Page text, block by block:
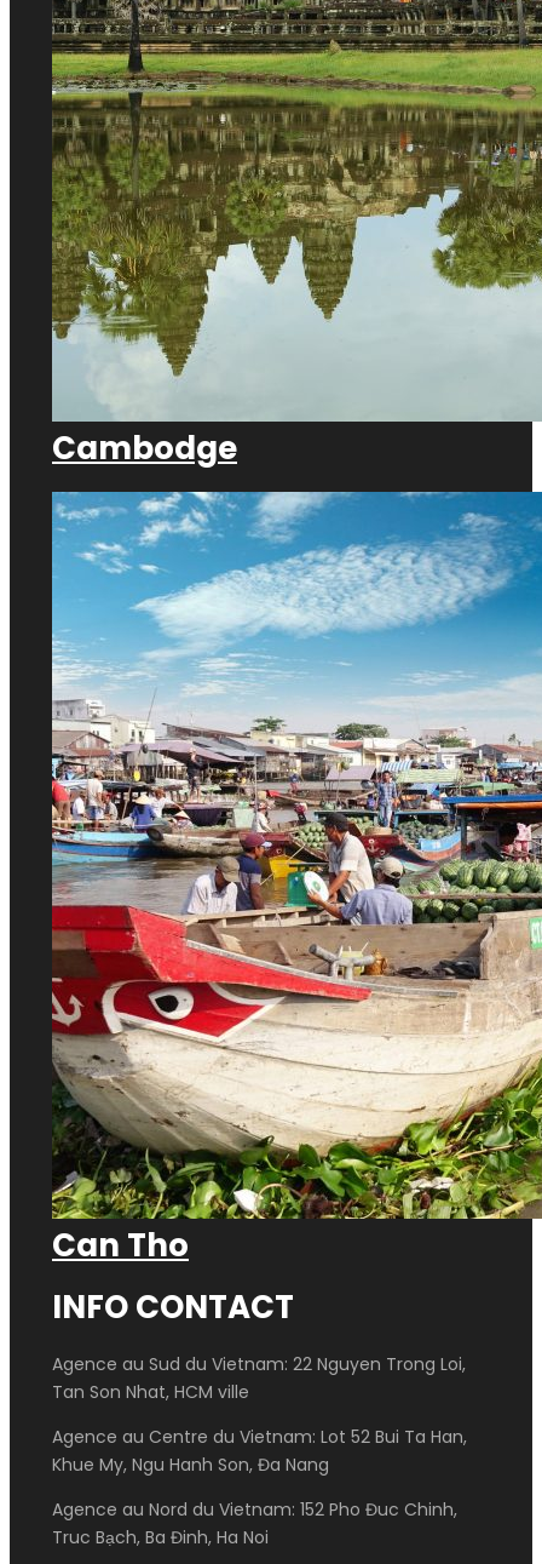
Cambodge
Can Tho
INFO CONTACT
Agence au Sud du Vietnam: 22 Nguyen Trong Loi,
Tan Son Nhat, HCM ville
Agence au Centre du Vietnam: Lot 52 Bui Ta Han,
Khue My, Ngu Hanh Son, Đa Nang
Agence au Nord du Vietnam: 152 Pho Đuc Chinh,
Truc Bạch, Ba Đinh, Ha Noi